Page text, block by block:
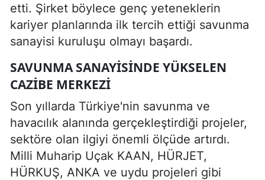
etti. Şirket böylece genç yeteneklerin
kariyer planlarında ilk tercih ettiği savunma
sanayisi kuruluşu olmayı başardı.
SAVUNMA SANAYISINDE YÜKSELEN
CAZIBE MERKEZI
Son yıllarda Türkiye'nin savunma ve
havacılık alanında gerçekleştirdiği projeler,
sektöre olan ilgiyi önemli ölçüde artırdı.
Milli Muharip Uçak KAAN, HÜRJET,
HÜRKUŞ, ANKA ve uydu projeleri gibi